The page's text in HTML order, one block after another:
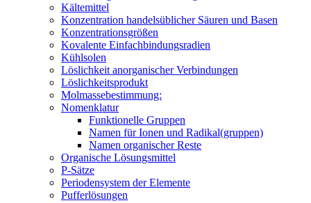
Kältemittel
Konzentration handelsüblicher Säuren und Basen
Konzentrationsgrößen
Kovalente Einfachbindungsradien
Kühlsolen
Löslichkeit anorganischer Verbindungen
Löslichkeitsprodukt
Molmassebestimmung:
Nomenklatur
Funktionelle Gruppen
Namen für Ionen und Radikal(gruppen)
Namen organischer Reste
Organische Lösungsmittel
P-Sätze
Periodensystem der Elemente
Pufferlösungen